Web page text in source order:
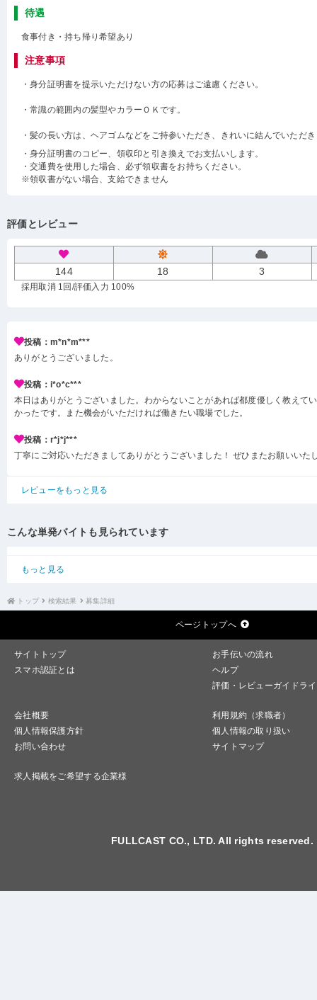
待遇
食事付き・持ち帰り希望あり
注意事項
・身分証明書を提示いただけない方の応募はご遠慮ください。
・常識の範囲内の髪型やカラーＯＫです。
・髪の長い方は、ヘアゴムなどをご持参いただき、きれいに結んでいただ
・身分証明書のコピー、領収印と引き換えでお支払いします。
・交通費を使用した場合、必ず領収書をお持ちください。
※領収書がない場合、支給できません
評価とレビュー
144 18 3
採用取消 1回 /評価入力 100%
投稿：m*n*m***
ありがとうございました。
投稿：i*o*c***
本日はありがとうございました。わからないことがあれば都度優しく教えて
かったです。また機会がいただければ働きたい職場でした。
投稿：r*j*j***
丁寧にご対応いただきましてありがとうございました！ ぜひまたお願いいた
レビューをもっと見る
こんな単発バイトも見られています
もっと見る
トップ 検索結果 募集詳細
ページトップへ
サイトトップ
お手伝いの流れ
スマホ認証とは
ヘルプ
評価・レビューガイドラ
会社概要
利用規約（求職者）
個人情報保護方針
個人情報の取り扱い
お問い合わせ
サイトマップ
求人掲載をご希望する企業様
FULLCAST CO., LTD. All rights reserved.